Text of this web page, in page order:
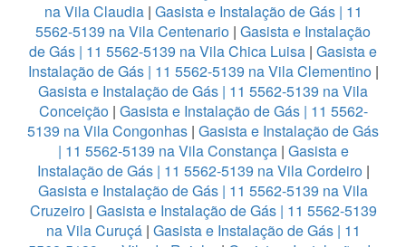
na Vila Claudia| Gasista e Instalação de Gás | 11
5562-5139 na Vila Centenario | Gasista e Instalação
de Gás | 11 5562-5139 na Vila Chica Luisa | Gasista e
Instalação de Gás | 11 5562-5139 na Vila Clementino|
Gasista e Instalação de Gás | 11 5562-5139 na Vila
Conceição| Gasista e Instalação de Gás | 11 5562-
5139 na Vila Congonhas | Gasista e Instalação de Gás
| 11 5562-5139 na Vila Constança| Gasista e
Instalação de Gás | 11 5562-5139 na Vila Cordeiro|
Gasista e Instalação de Gás | 11 5562-5139 na Vila
Cruzeiro | Gasista e Instalação de Gás | 11 5562-5139
na Vila Curuçá | Gasista e Instalação de Gás | 11